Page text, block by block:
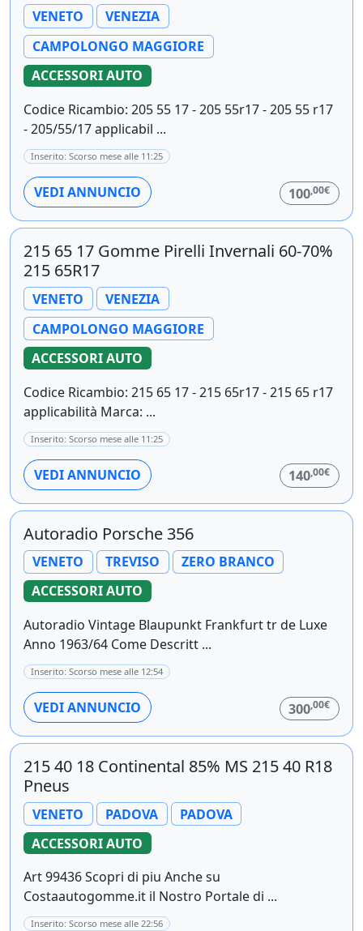
VENETO
VENEZIA
CAMPOLONGO MAGGIORE
ACCESSORI AUTO
Codice Ricambio: 205 55 17 - 205 55r17 - 205 55 r17
- 205/55/17 applicabil ...
Inserito: Scorso mese alle 11:25
VEDI ANNUNCIO 100,00€
215 65 17 Gomme Pirelli Invernali 60-70%
215 65R17
VENETO
VENEZIA
CAMPOLONGO MAGGIORE
ACCESSORI AUTO
Codice Ricambio: 215 65 17 - 215 65r17 - 215 65 r17
applicabilità Marca: ...
Inserito: Scorso mese alle 11:25
VEDI ANNUNCIO 140,00€
Autoradio Porsche 356
VENETO TREVISO
ZERO BRANCO
ACCESSORI AUTO
Autoradio Vintage Blaupunkt Frankfurt tr de Luxe
Anno 1963/64 Come Descritt ...
Inserito: Scorso mese alle 12:54
VEDI ANNUNCIO 300,00€
215 40 18 Continental 85% MS 215 40 R18
Pneus
VENETO PADOVA
PADOVA
ACCESSORI AUTO
Art 99436 Scopri di piu Anche su
Costaautogomme.it il Nostro Portale di ...
Inserito: Scorso mese alle 22:56